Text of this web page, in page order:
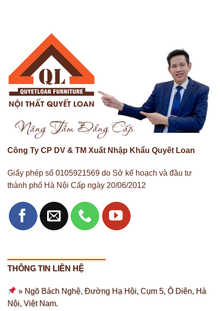
Công Ty CP DV & TM Xuất Nhập Khẩu Quyết Loan
Giấy phép số 0105921569 do Sở kế hoạch và đầu tư
thành phố Hà Nội Cấp ngày 20/06/2012
THÔNG TIN LIÊN HỆ
» Ngõ Bách Nghệ, Đường Hạ Hội, Cụm 5, Ô Diên, Hà
Nội, Việt Nam.